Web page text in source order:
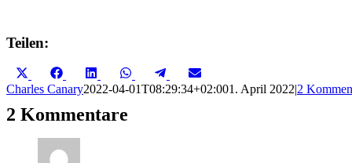
Teilen:
Share
on
(Twitter)
Share
on
FacebookShare
on
LinkedInShare
on
WhatsAppShare
on
TelegramShare
on
Charles Canary2022-04-01T08:29:34+02:001. April 2022|2
2 Kommentare